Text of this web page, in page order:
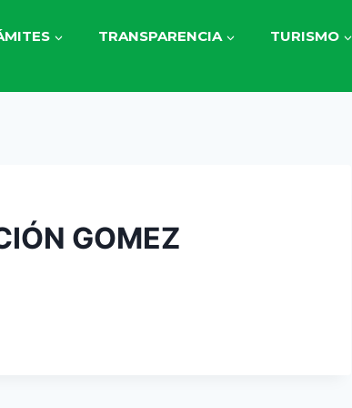
TRANSPARENCIA TURISMO
GOMEZ